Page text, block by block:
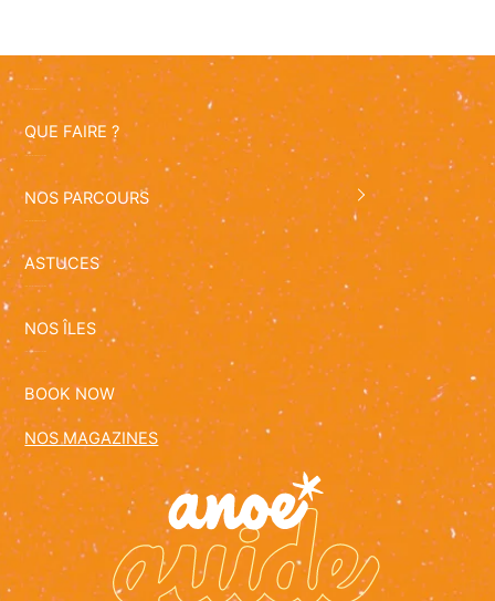
QUE FAIRE ?
NOS PARCOURS
ASTUCES
NOS ÎLES
BOOK NOW
NOS MAGAZINES